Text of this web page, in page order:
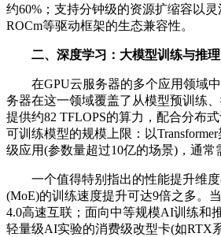
约60%；支持分钟级的资源扩缩容以
ROCm等驱动框架的生态兼容性。
二、深度学习：大模型训练与推理
在GPU云服务器的多个应用领域中
务器在这一领域覆盖了从模型预训练
提供约82 TFLOPS的算力，配合分布
可训练模型的规模上限：以
级应用(参数量超过10亿的场景)，通常
一个值得特别指出的性能提升维度
(MoE)的训练速度提升可达9倍之多。
4.0高速互联；面向中等规模AI训练和
轻量级AI实验的消费级改型卡(如RTX